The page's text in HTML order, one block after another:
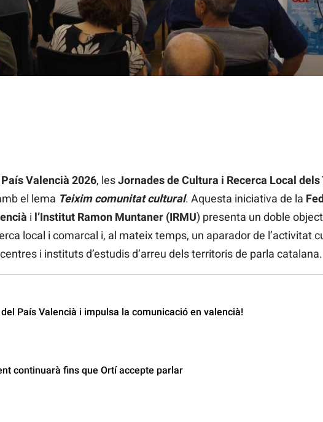
Valencià 2026, lesJornades de Cultura i Recerca Local
el lema Teixim comunitat cultural. Aquesta iniciativa de la
i l’Institut Ramon Muntaner (IRMU) presenta un doble
local i comarcal i, al mateix temps, un aparador de l’activitat
i instituts d’estudis d’arreu dels territoris de parla catalana.
País Valencià i impulsa la comunicació en valencià!
continuarà fins que Ortí accepte parlar